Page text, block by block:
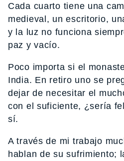
Cada cuarto tiene una
medieval, un escritorio,
y la luz no funciona
paz y vacío.
Poco importa si el
India. En retiro uno se
dejar de necesitar el
con el suficiente, ¿sería
sí.
A través de mi trabajo
hablan de su sufrimiento;